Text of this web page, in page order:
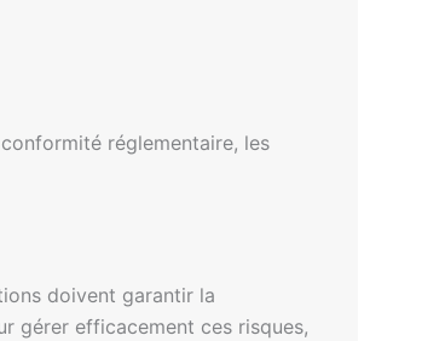
réglementaire, les
doivent garantir la
gérer efficacement ces risques,